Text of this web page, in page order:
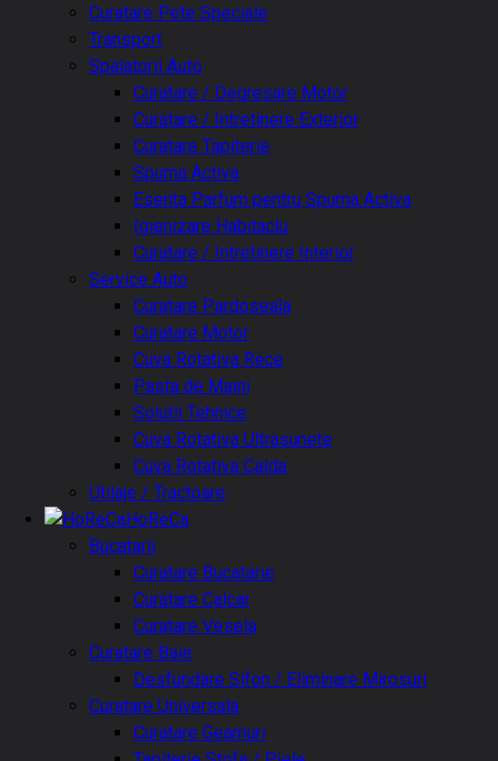
Curatare Pete Speciale
Transport
Spalatorii Auto
Curatare / Degresare Motor
Curatare / Intretinere Exterior
Curatare Tapiterie
Spuma Activa
Esenta Parfum pentru Spuma Activa
Igienizare Habitaclu
Curatare / Intretinere Interior
Service Auto
Curatare Pardoseala
Curatare Motor
Cuva Rotativa Rece
Pasta de Maini
Solutii Tehnice
Cuva Rotativa Ultrasunete
Cuva Rotativa Calda
Utilaje / Tractoare
HoReCa
Bucatarii
Curatare Bucatarie
Curatare Calcar
Curatare Vesela
Curatare Baie
Desfundare Sifon / Eliminare Mirosuri
Curatare Universala
Curatare Geamuri